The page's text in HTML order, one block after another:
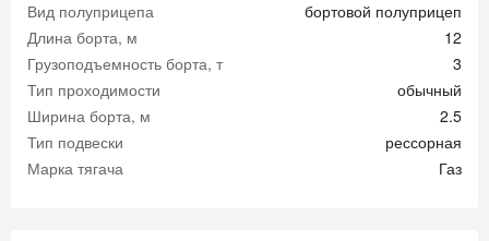
Вид полуприцепа
бортовой полуприцеп
Длина борта, м
12
Грузоподъемность борта, т
3
Тип проходимости
обычный
Ширина борта, м
2.5
Тип подвески
рессорная
Марка тягача
Газ